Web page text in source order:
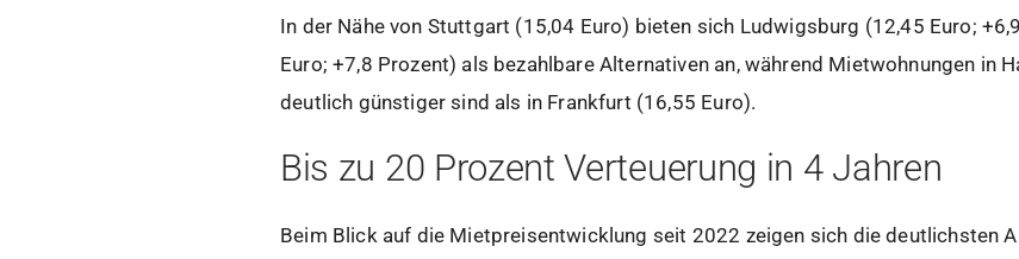
In der Nähe von Stuttgart (15,04 Euro) bieten sich Ludwigsburg (12,45 Euro;
Euro; +7,8 Prozent) als bezahlbare Alternativen an, während Mietwohnungen in
deutlich günstiger sind als in Frankfurt (16,55 Euro).
Bis zu 20 Prozent Verteuerung in 4 Jahren
Beim Blick auf die Mietpreisentwicklung seit 2022 zeigen sich die deutlichsten